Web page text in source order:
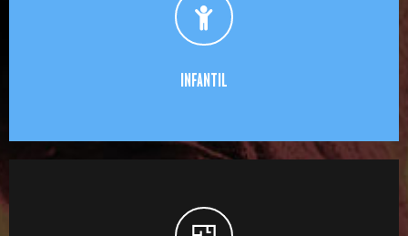
INFANTIL